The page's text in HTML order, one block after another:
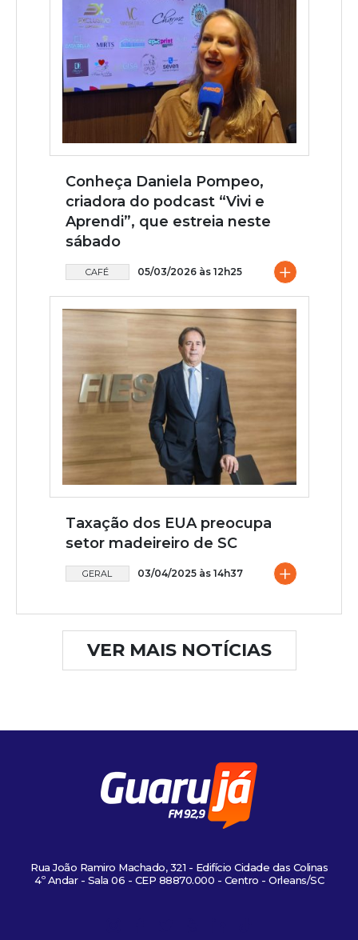
Conheça Daniela Pompeo,
criadora do podcast “Vivi e
Aprendi”, que estreia neste
sábado
CAFÉ 05/03/2026 às 12h25 +
Taxação dos EUA preocupa
setor madeireiro de SC
GERAL 03/04/2025 às 14h37 +
VER MAIS NOTÍCIAS
Rua João Ramiro Machado, 321 - Edifício Cidade das Colinas
4º Andar - Sala 06 - CEP 88870.000 - Centro - Orleans/SC